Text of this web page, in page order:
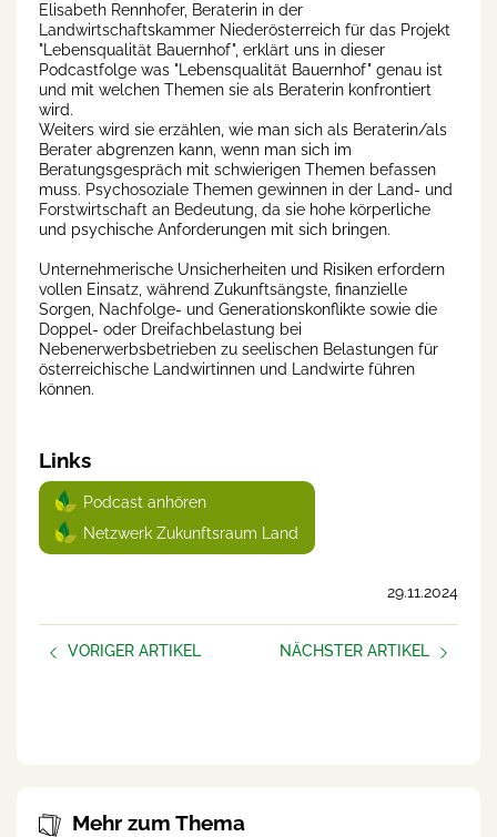
Elisabeth Rennhofer, Beraterin in der
Landwirtschaftskammer Niederösterreich für das Projekt
"Lebensqualität Bauernhof", erklärt uns in dieser
Podcastfolge was "Lebensqualität Bauernhof" genau ist
und mit welchen Themen sie als Beraterin konfrontiert
wird.
Weiters wird sie erzählen, wie man sich als Beraterin/als
Berater abgrenzen kann, wenn man sich im
Beratungsgespräch mit schwierigen Themen befassen
muss. Psychosoziale Themen gewinnen in der Land- und
Forstwirtschaft an Bedeutung, da sie hohe körperliche
und psychische Anforderungen mit sich bringen.
Unternehmerische Unsicherheiten und Risiken erfordern
vollen Einsatz, während Zukunftsängste, finanzielle
Sorgen, Nachfolge- und Generationskonflikte sowie die
Doppel- oder Dreifachbelastung bei
Nebenerwerbsbetrieben zu seelischen Belastungen für
österreichische Landwirtinnen und Landwirte führen
können.
Links
Podcast anhören
Netzwerk Zukunftsraum Land
29.11.2024
VORIGER ARTIKEL
NÄCHSTER ARTIKEL
Mehr zum Thema